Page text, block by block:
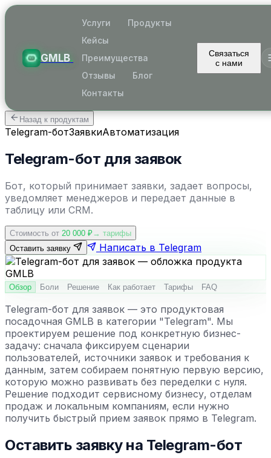
GMLB.
Услуги
Продукты
Кейсы
Преимущества
Отзывы
Блог
Контакты
Связаться
с нами
Назад к продуктам
Telegram-ботЗаявкиАвтоматизация
Telegram-бот для заявок
Бот, который принимает заявки, задает вопросы,
уведомляет менеджеров и передает данные в
таблицу или CRM.
Стоимость от 20 000 ₽→ тарифы
Оставить заявку
Написать в Telegram
Обзор Боли Решение Как работает Тарифы FAQ
Telegram-бот для заявок — это продуктовая
посадочная GMLB в категории "Telegram". Мы
проектируем решение под конкретную бизнес-
задачу: сначала фиксируем сценарии
пользователей, источники заявок и требования к
данным, затем собираем понятную первую версию,
которую можно развивать без переделки с нуля.
Решение подходит сервисному бизнесу, отделам
продаж и локальным компаниям, если нужно
получить быстрый прием заявок прямо в Telegram.
Оставить заявку на Telegram-бот